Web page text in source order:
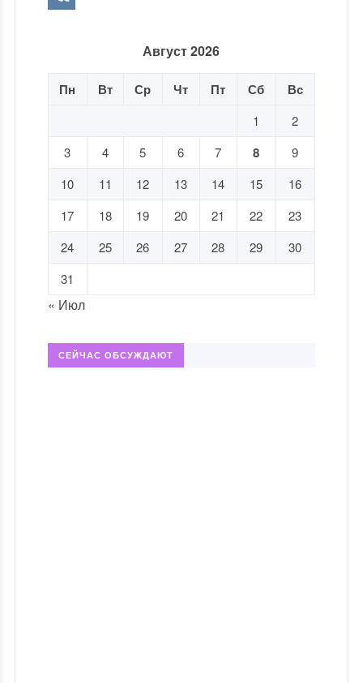
Август 2026
Пн Вт Ср Чт Пт Сб Вс
1
2
3
4 5 6 7 8
9
10
11 12 13 14 15
16
17
18 19 20 21 22
23
24
25 26 27 28 29
30
31
« Июл
СЕЙЧАС ОБСУЖДАЮТ